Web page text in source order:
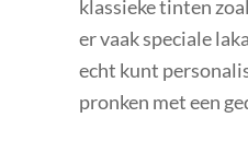
klassieke tinten
er vaak speciale
echt kunt
pronken met een